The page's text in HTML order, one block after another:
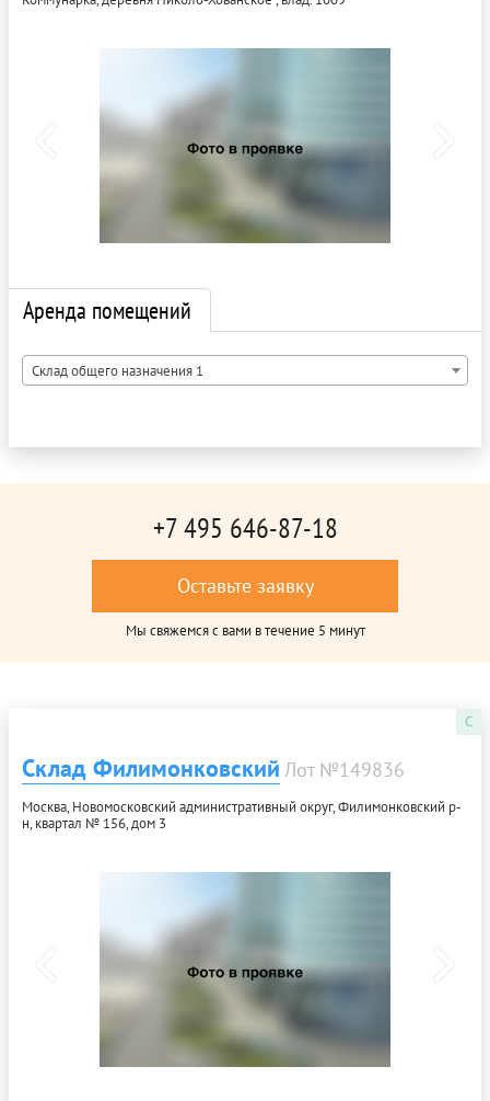
Аренда помещений
Склад общего назначения 1
+7 495 646-87-18
Оставьте заявку
Мы свяжемся с вами в течение 5 минут
C
Склад Филимонковский Лот №149836
Москва, Новомосковский административный округ, Филимонковский р-
н, квартал № 156, дом 3